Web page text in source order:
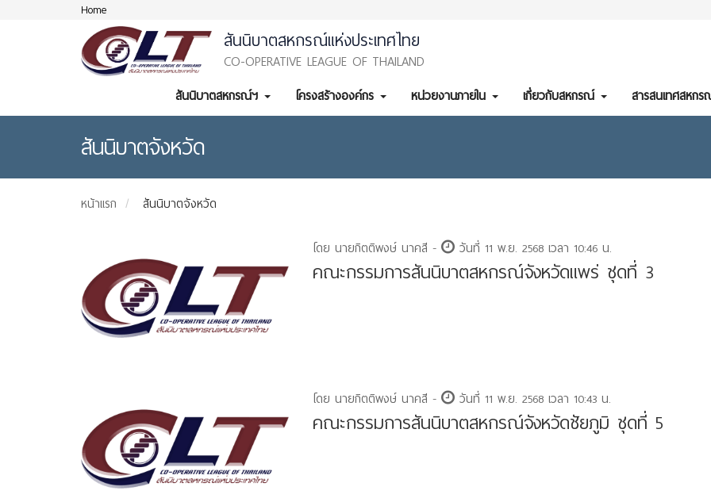
Home
สันนิบาตสหกรณ์แห่งประเทศไทย
CO-OPERATIVE LEAGUE OF THAILAND
สันนิบาตสหกรณ์ฯ โครงสร้างองค์กร หน่วยงานภายใน เกี่ยวกับสหกรณ์ สารสนเทศสหก
สันนิบาตจังหวัด
หน้าแรก สันนิบาตจังหวัด
โดย นายกิตติพงษ์ นาคสี - วันที่ 11 พ.ย. 2568 เวลา 10:46 น.
คณะกรรมการสันนิบาตสหกรณ์จังหวัดแพร่ ชุดที่ 3
โดย นายกิตติพงษ์ นาคสี - วันที่ 11 พ.ย. 2568 เวลา 10:43 น.
คณะกรรมการสันนิบาตสหกรณ์จังหวัดชัยภูมิ ชุดที่ 5